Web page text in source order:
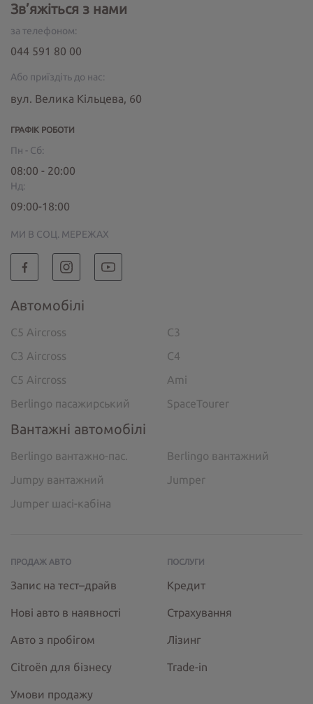
Зв’яжіться з нами
за телефоном:
044 591 80 00
Або приїздіть до нас:
вул. Велика Кільцева, 60
ГРАФІК РОБОТИ
Пн - Сб:
08:00 - 20:00
Нд:
09:00-18:00
МИ В СОЦ. МЕРЕЖАХ
Автомобілі
C5 Aircross
C3
C3 Aircross
C4
C5 Aircross
Ami
Berlingo пасажирський
SpaceTourer
Вантажні автомобілі
Berlingo вантажно-пас.
Berlingo вантажний
Jumpy вантажний
Jumper
Jumper шасі-кабіна
ПРОДАЖ АВТО
Запис на тест–драйв
Нові авто в наявності
Авто з пробігом
Citroёn для бізнесу
Умови продажу
ПОСЛУГИ
Кредит
Страхування
Лізинг
Trade-in